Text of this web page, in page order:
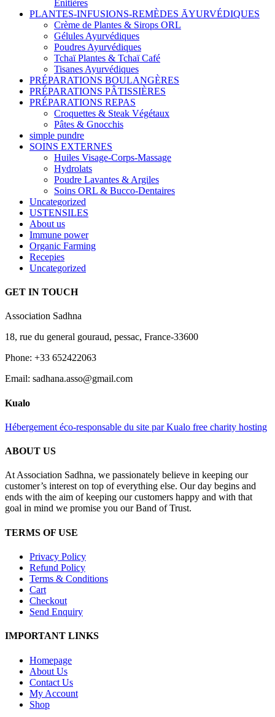
Enitières
PLANTES-INFUSIONS-REMÈDES ĀYURVÉDIQUES
Crème de Plantes & Sirops ORL
Gélules Ayurvédiques
Poudres Ayurvédiques
Tchaï Plantes & Tchaï Café
Tisanes Ayurvédiques
PRÉPARATIONS BOULANGÈRES
PRÉPARATIONS PÂTISSIÈRES
PRÉPARATIONS REPAS
Croquettes & Steak Végétaux
Pâtes & Gnocchis
simple pundre
SOINS EXTERNES
Huiles Visage-Corps-Massage
Hydrolats
Poudre Lavantes & Argiles
Soins ORL & Bucco-Dentaires
Uncategorized
USTENSILES
About us
Immune power
Organic Farming
Recepies
Uncategorized
GET IN TOUCH
Association Sadhna
18, rue du general gouraud, pessac, France-33600
Phone: +33 652422063
Email: sadhana.asso@gmail.com
Kualo
Hébergement éco-responsable du site par Kualo free charity hosting
ABOUT US
At Association Sadhna, we passionately believe in keeping our
customer’s interest on top of everything else. Our day begins and
ends with the aim of keeping our customers happy and with that
goal in mind we promise you our Band of Trust.
TERMS OF USE
Privacy Policy
Refund Policy
Terms & Conditions
Cart
Checkout
Send Enquiry
IMPORTANT LINKS
Homepage
About Us
Contact Us
My Account
Shop